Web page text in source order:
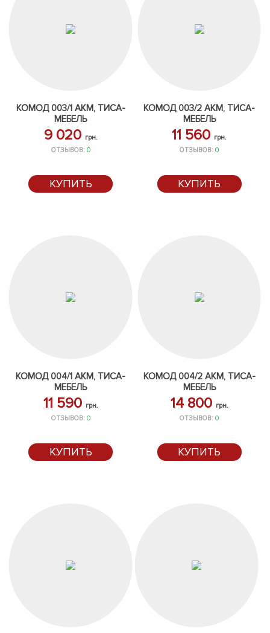
КОМОД 003/1 АКМ, ТИСА-
МЕБЕЛЬ
9 020 грн.
ОТЗЫВОВ: 0
КУПИТЬ
КОМОД 003/2 АКМ, ТИСА-
МЕБЕЛЬ
11 560 грн.
ОТЗЫВОВ:0
КУПИТЬ
КОМОД 004/1 АКМ, ТИСА-
МЕБЕЛЬ
11 590 грн.
ОТЗЫВОВ: 0
КУПИТЬ
КОМОД 004/2 АКМ, ТИСА-
МЕБЕЛЬ
14 800 грн.
ОТЗЫВОВ:0
КУПИТЬ